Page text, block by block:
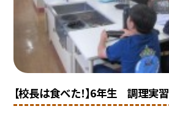
【校長は食べた！】6年生 調理実習